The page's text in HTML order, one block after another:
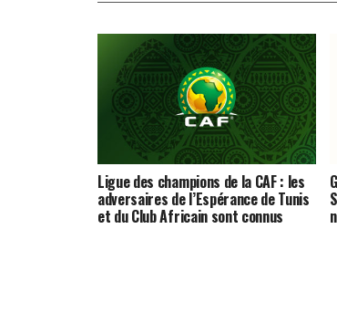
Ligue des champions de la CAF : les
adversaires de l’Espérance de Tunis
et du Club Africain sont connus